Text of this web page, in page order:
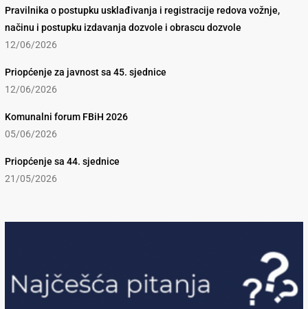
Pravilnika o postupku usklađivanja i registracije redova vožnje,
načinu i postupku izdavanja dozvole i obrascu dozvole
12/06/2026
Priopćenje za javnost sa 45. sjednice
12/06/2026
Komunalni forum FBiH 2026
05/06/2026
Priopćenje sa 44. sjednice
21/05/2026